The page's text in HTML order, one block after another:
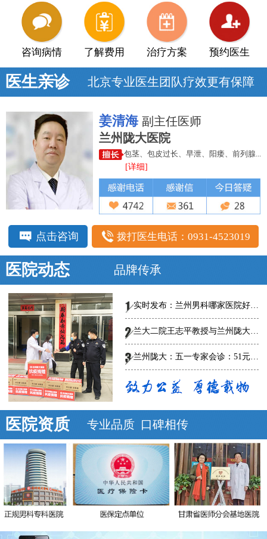
咨询病情 了解费用 治疗方案 预约医生
医生亲诊 北京专业医生团队疗效更有保障
姜清海 副主任医师
兰州陇大医院
包茎、包皮过长、早泄、阳痿、前列腺...
[详细]
点击咨询 拨打医生电话：0931-4523019
医院动态 品牌传承
实时发布：兰州男科哪家医院好-总榜发布--兰州陇大医院怎么样?
兰大二院王志平教授与兰州陇大男科医院专家共话男科规范、创新诊疗，
兰州陇大：五一专家会诊：51元泌尿男科惠民普查
医院资质 专业品质 口碑相传